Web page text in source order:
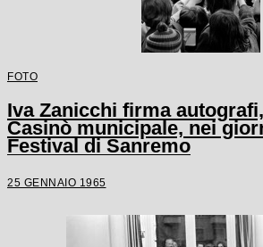
FOTO
Iva Zanicchi firma
Casinò municipale, nei
Festival di Sanremo
25 GENNAIO 1965